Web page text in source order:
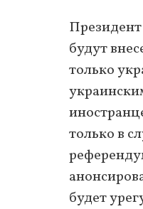
будут
только
только в
будет